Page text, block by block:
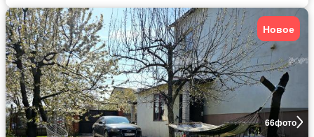
66фото
Новое